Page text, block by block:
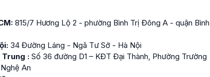
815/7 Hương Lộ 2 - phường Bình Trị Đông A - quận Bình
34 Đường Láng - Ngã Tư Sở - Hà Nội
: Số 36 đường D1 – KĐT Đại Thành, Phường Trường
An